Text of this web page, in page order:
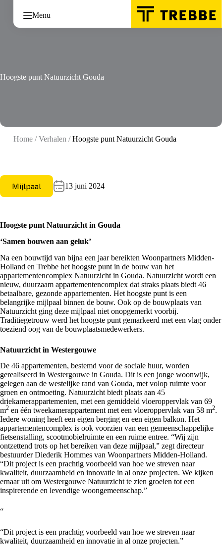
inhoud
Menu
Hoogste punt Natuurzicht Gouda
Home/Verhalen /Hoogste punt Natuurzicht Gouda
Mijlpaal 13 juni 2024
Hoogste punt Natuurzicht in Gouda
‘Samen bouwen aan geluk’
Na een bouwtijd van bijna een jaar bereikten Woonpartners Midden-
Holland en Trebbe het hoogste punt in de bouw van het
appartementencomplex Natuurzicht in Gouda. Natuurzicht wordt een
nieuw, duurzaam appartementencomplex dat straks plaats biedt 46
betaalbare, gezonde appartementen. Het hoogste punt is een
belangrijke mijlpaal binnen de bouw. Ook op de bouwplaats van
Natuurzicht ging deze mijlpaal niet onopgemerkt voorbij.
Traditiegetrouw werd het hoogste punt gemarkeerd met een vlag onder
toeziend oog van de bouwplaatsmedewerkers.
Natuurzicht in Westergouwe
De 46 appartementen, bestemd voor de sociale huur, worden
gerealiseerd in Westergouwe in Gouda. Dit is een jonge woonwijk,
gelegen aan de westelijke rand van Gouda, met volop ruimte voor
groen en ontmoeting. Natuurzicht biedt plaats aan 45
driekamerappartementen, met een gemiddeld vloeroppervlak van 69
m2 en één tweekamerappartement met een vloeroppervlak van 58 m2.
Iedere woning heeft een eigen berging en een eigen balkon. Het
appartementencomplex is ook voorzien van een gemeenschappelijke
fietsenstalling, scootmobielruimte en een ruime entree. “Wij zijn
ontzettend trots op het bereiken van deze mijlpaal,” zegt directeur
bestuurder Diederik Hommes van Woonpartners Midden-Holland.
“Dit project is een prachtig voorbeeld van hoe we streven naar
kwaliteit, duurzaamheid en innovatie in al onze projecten. We kijken
ernaar uit om Westergouwe Natuurzicht te zien groeien tot een
inspirerende en levendige woongemeenschap.”
“
“Dit project is een prachtig voorbeeld van hoe we streven naar
kwaliteit, duurzaamheid en innovatie in al onze projecten.”